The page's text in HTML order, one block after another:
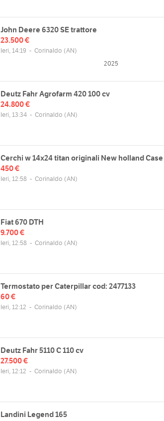
John Deere 6320 SE trattore
23.500 €
Ieri, 14:19 - Corinaldo (AN)
2025
Deutz Fahr Agrofarm 420 100 cv
24.800 €
Ieri, 13:34 - Corinaldo (AN)
Cerchi w 14x24 titan originali New holland Case
450 €
Ieri, 12:58 - Corinaldo (AN)
Fiat 670 DTH
9.700 €
Ieri, 12:58 - Corinaldo (AN)
Termostato per Caterpillar cod: 2477133
60 €
Ieri, 12:12 - Corinaldo (AN)
Deutz Fahr 5110 C 110 cv
27.500 €
Ieri, 12:12 - Corinaldo (AN)
Landini Legend 165